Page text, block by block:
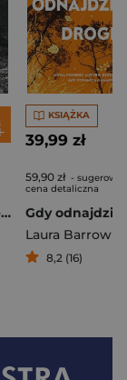
Białowieża szeptem
KSIĄŻKA
39,99 zł
59,90 zł -
cena detaliczna
Laura Barrow
8,2 (16)